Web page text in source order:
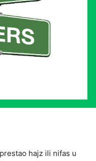
hajz ili nifas u